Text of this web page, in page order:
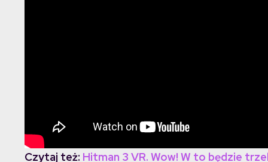
Czytaj też: Hitman 3 VR. Wow! W to będzie